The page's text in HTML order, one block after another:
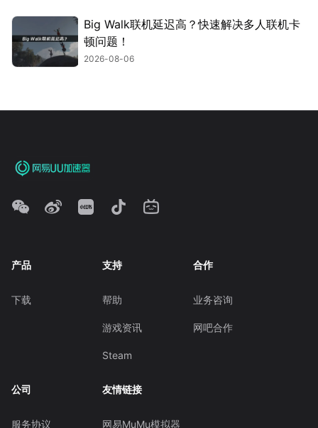
Big Walk联机延迟高？快速解决多人联机卡
顿问题！
2026-08-06
产品
下载
支持
帮助
游戏资讯
Steam
合作
业务咨询
网吧合作
公司
服务协议
友情链接
网易MuMu模拟器